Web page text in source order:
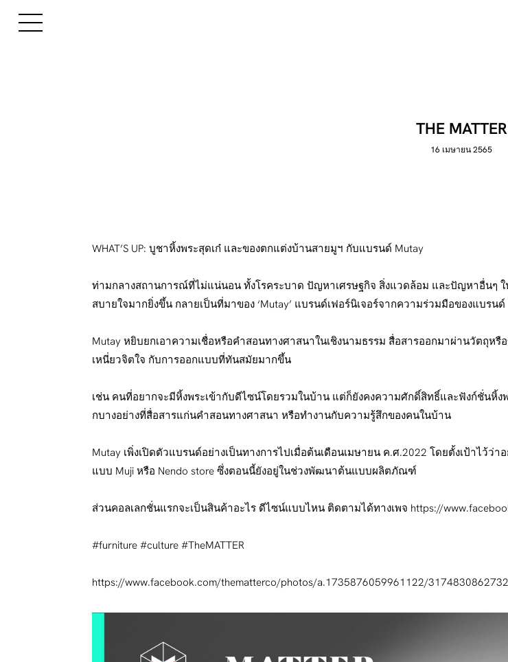
THE MATTER
16 เมษายน 2565
WHAT’S UP: บูชาหิ้งพระสุดเก๋ และของตกแต่งบ้านสายมูฯ กับแบรนด์ Mutay
ท่ามกลางสถานการณ์ที่ไม่แน่นอน ทั้งโรคระบาด ปัญหาเศรษฐกิจ สิ่งแวดล้อม และปัญหาอื่นๆ
สบายใจมากยิ่งขึ้น กลายเป็นที่มาของ ‘Mutay’ แบรนด์เฟอร์นิเจอร์จากความร่วมมือของแบรน
Mutay หยิบยกเอาความเชื่อหรือคำสอนทางศาสนาในเชิงนามธรรม สื่อสารออกมาผ่านวัตถุหรื
เหนี่ยวจิตใจ กับการออกแบบที่ทันสมัยมากขึ้น
เช่น คนที่อยากจะมีหิ้งพระเข้ากับดีไซน์โดยรวมในบ้าน แต่ก็ยังคงความศักดิ์สิทธิ์และฟังก์ชั่นหิ้
กบางอย่างที่สื่อสารแก่นคำสอนทางศาสนา หรือทำงานกับความรู้สึกของคนในบ้าน
Mutay เพิ่งเปิดตัวแบรนด์อย่างเป็นทางการไปเมื่อต้นเดือนเมษายน ค.ศ.2022 โดยตั้งเป้าไ
แบบ Muji หรือ Nendo store ซึ่งตอนนี้ยังอยู่ในช่วงพัฒนาต้นแบบผลิตภัณฑ์
ส่วนคอลเลกชั่นแรกจะเป็นสินค้าอะไร ดีไซน์แบบไหน ติดตามได้ทางเพจ https://
#furniture #culture #TheMATTER
https://www.facebook.com/thematterco/photos/a.1735876059961122/